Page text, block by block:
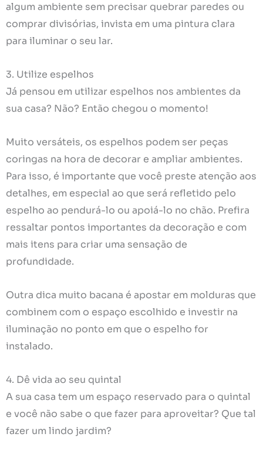
algum ambiente sem precisar quebrar paredes ou
comprar divisórias, invista em uma pintura clara
para iluminar o seu lar.
3. Utilize espelhos
Já pensou em utilizar espelhos nos ambientes da
sua casa? Não? Então chegou o momento!
Muito versáteis, os espelhos podem ser peças
coringas na hora de decorar e ampliar ambientes.
Para isso, é importante que você preste atenção aos
detalhes, em especial ao que será refletido pelo
espelho ao pendurá-lo ou apoiá-lo no chão. Prefira
ressaltar pontos importantes da decoração e com
mais itens para criar uma sensação de
profundidade.
Outra dica muito bacana é apostar em molduras que
combinem com o espaço escolhido e investir na
iluminação no ponto em que o espelho for
instalado.
4. Dê vida ao seu quintal
A sua casa tem um espaço reservado para o quintal
e você não sabe o que fazer para aproveitar? Que tal
fazer um lindo jardim?